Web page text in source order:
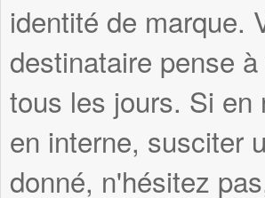
identité de marque.
destinataire pense
tous les jours. Si en
en interne, susciter
donné, n'hésitez